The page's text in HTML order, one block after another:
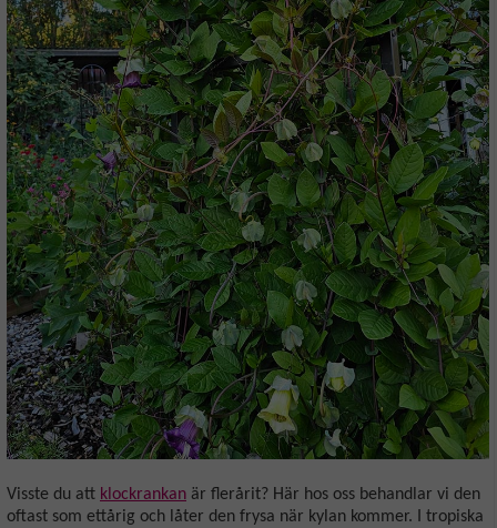
Visste du att klockrankan är flerårit? Här hos oss behandlar vi den
oftast som ettårig och låter den frysa när kylan kommer. I tropiska